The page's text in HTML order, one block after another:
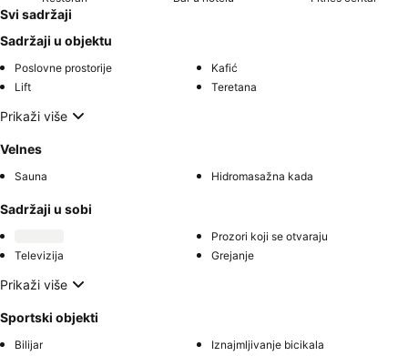
Svi sadržaji
Sadržaji u objektu
Poslovne prostorije
Kafić
Lift
Teretana
Prikaži više
Velnes
Sauna Hidromasažna kada
Sadržaji u sobi
Prozori koji se otvaraju
Televizija
Grejanje
Prikaži više
Sportski objekti
Bilijar
Iznajmljivanje bicikala